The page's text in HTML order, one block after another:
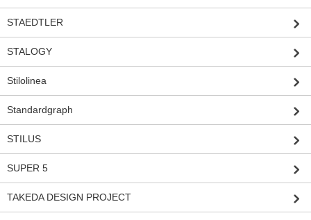
STAEDTLER
STALOGY
Stilolinea
Standardgraph
STILUS
SUPER 5
TAKEDA DESIGN PROJECT